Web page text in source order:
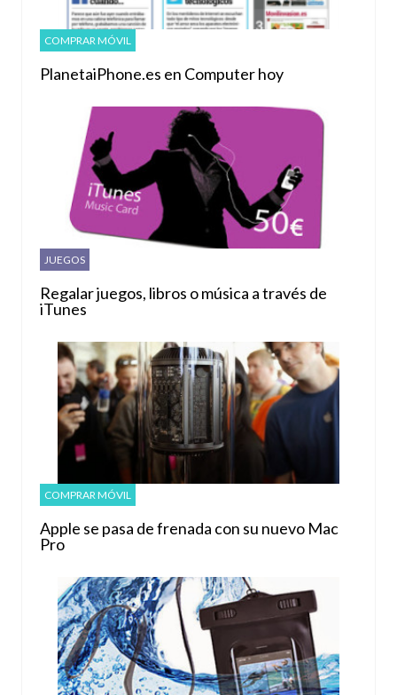
COMPRAR MÓVIL
PlanetaiPhone.es en Computer hoy
JUEGOS
Regalar juegos, libros o música a través de
iTunes
COMPRAR MÓVIL
Apple se pasa de frenada con su nuevo Mac
Pro